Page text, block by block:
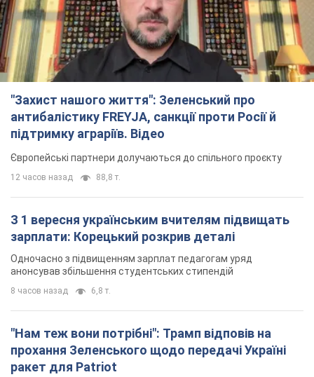
"Захист нашого життя": Зеленський про
антибалістику FREYJA, санкції проти Росії й
підтримку аграріїв. Відео
Європейські партнери долучаються до спільного проєкту
12 часов назад 88,8 т.
З 1 вересня українським вчителям підвищать
зарплати: Корецький розкрив деталі
Одночасно з підвищенням зарплат педагогам уряд
анонсував збільшення студентських стипендій
8 часов назад 6,8 т.
"Нам теж вони потрібні": Трамп відповів на
прохання Зеленського щодо передачі Україні
ракет для Patriot